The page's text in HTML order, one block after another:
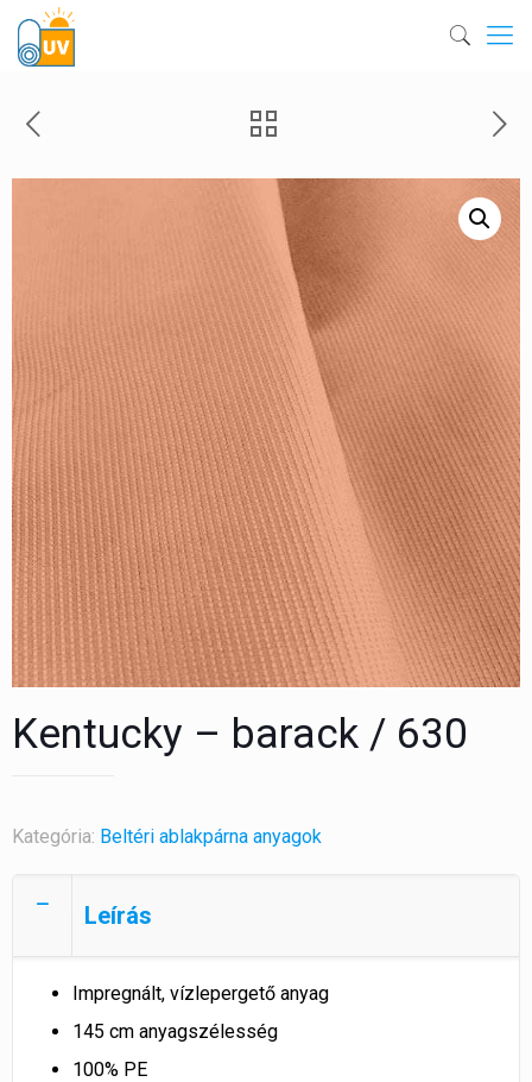
Kentucky – barack / 630
Kategória: Beltéri ablakpárna anyagok
Leírás
Impregnált, vízlepergető anyag
145 cm anyagszélesség
100% PE